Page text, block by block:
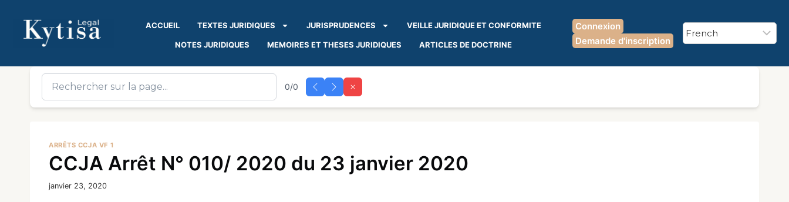
ACCUEIL TEXTES JURIDIQUES JURISPRUDENCES VEILLE JURIDIQUE ET CONFORMITE
NOTES JURIDIQUES MEMOIRES ET THESES JURIDIQUES ARTICLES DE DOCTRINE
Connexion
Demande d'inscription
0/0
ARRÊTS CCJA VF 1
CCJA Arrêt N° 010/ 2020 du 23 janvier 2020
janvier 23, 2020